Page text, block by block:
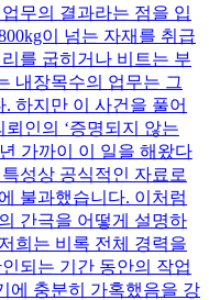
무의 결과라는 점을 입
이 넘는 자재를 취급
를 굽히거나 비트는 부
내장목수의 업무는 그
하지만 이 사건을 풀어
인의 ‘증명되지 않는
가까이 이 일을 해왔다
성상 공식적인 자료로
불과했습니다. 이처럼
간극을 어떻게 설명하
희는 비록 전체 경력을
되는 기간 동안의 작업
에 충분히 가혹했음을 강